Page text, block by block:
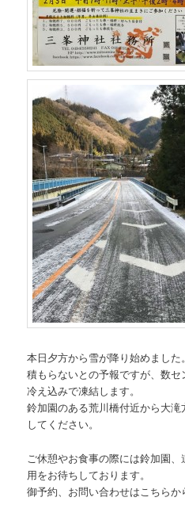
本日夕方から雪が降り始めました。
積もらないとの予報ですが、数
冷え込みで凍結します。
鈴加園のある荒川橋付近から大
してください。
ご休憩やお食事の際には鈴加園
用をお待ちしております。
御予約、お問い合わせはこちらか